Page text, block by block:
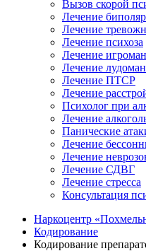
Вызов скорой
Лечение
Лечение
Лечение психоза
Лечение
Лечение
Лечение ПТСР
Лечение
Психолог при
Лечение
Панические
Лечение
Лечение
Лечение СДВГ
Лечение стресса
Консультация
Наркоцентр
Кодирование
Кодирование